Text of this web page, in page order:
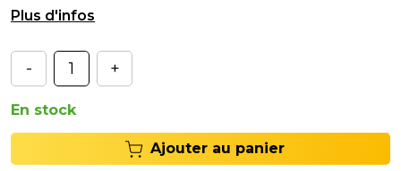
fin). Vitesse maxi : 5000 t/mn.
- +
En stock
Ajouter au panier